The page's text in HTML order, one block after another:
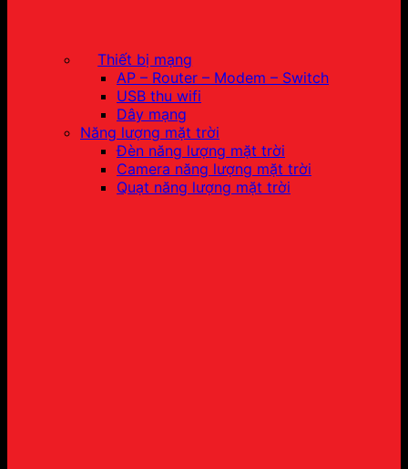
Thiết bị mạng
AP – Router – Modem – Switch
USB thu wifi
Dây mạng
Năng lượng mặt trời
Đèn năng lượng mặt trời
Camera năng lượng mặt trời
Quạt năng lượng mặt trời